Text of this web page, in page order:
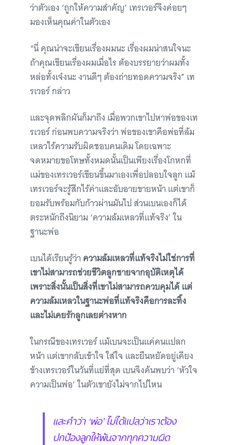
ว่าตัวเอง ‘ถูกให้ความสำคัญ’ เทรเวอร์จึงค่อยๆ
มองเห็นคุณค่าในตัวเอง
“นี่ คุณน่าจะเขียนเรื่องผมนะ เรื่องผมน่าสนใจนะ
ถ้าคุณเขียนเรื่องผมเมื่อไร ต้องบรรยายว่าผมทั้ง
หล่อทั้งเจ๋งนะ งานดีๆ ต้องถ่ายทอดความจริง” เท
รเวอร์ กล่าว
และจุดพลิกผันก็มาถึง เมื่อพวกเขาไปหาพ่อของเท
รเวอร์ ก่อนพบความจริงว่า พ่อของเขาคือพ่อที่ล้ม
เหลวไร้ความรับผิดชอบคนเดิม โดยเฉพาะ
จดหมายขอโทษทั้งหมดนั้นเป็นเพียงเรื่องโกหกที่
แม่ของเทรเวอร์เขียนขึ้นมาเองเพื่อปลอบใจลูก แม้
เทรเวอร์จะรู้สึกไร้ค่าและอับอายขายหน้า แต่เขาก็
ยอมรับพร้อมกับก้าวผ่านมันไป ส่วนเบนเองก็ได้
ตระหนักถึงนิยาม ‘ความล้มเหลวที่แท้จริง’ ใน
ฐานะพ่อ
เบนได้เรียนรู้ว่า ความล้มเหลวที่แท้จริงไม่ใช่การที่
เขาไม่สามารถช่วยชีวิตลูกชายจากอุบัติเหตุได้
เพราะสิ่งนั้นเป็นสิ่งที่เขาไม่สามารถควบคุมได้ แต่
ความล้มเหลวในฐานะพ่อที่แท้จริงคือการละทิ้ง
และไม่เคยรักลูกเลยต่างหาก
ในกรณีของเทรเวอร์ แม้เบนจะเป็นแค่คนแปลก
หน้า แต่เขากลับเข้าใจ ใส่ใจ และยืนหยัดอยู่เคียง
ข้างเทรเวอร์ในวันที่แย่ที่สุด เบนจึงค้นพบว่า ‘หัวใจ
ความเป็นพ่อ’ ในตัวเขายังไม่จากไปไหน
และคำว่า ‘พ่อ’ ไม่ได้แปลว่าเราต้อง
ปกป้องลูกให้พ้นจากทุกความผิด